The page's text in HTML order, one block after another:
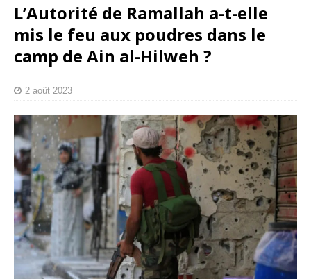
L’Autorité de Ramallah a-t-elle
mis le feu aux poudres dans le
camp de Ain al-Hilweh ?
2 août 2023